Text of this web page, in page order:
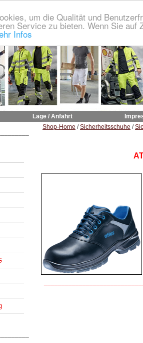
um die Qualität und
Service zu bieten. Wenn Sie
Infos
Lage / Anfahrt
Shop-Home /Sicherheitsschuhe /